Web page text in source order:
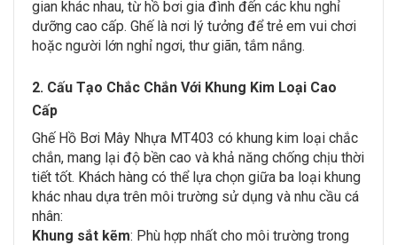
gian khác nhau, từ hồ bơi gia đình đến các khu nghỉ
dưỡng cao cấp. Ghế là nơi lý tưởng để trẻ em vui chơi
hoặc người lớn nghỉ ngơi, thư giãn, tắm nắng.
2. Cấu Tạo Chắc Chắn Với Khung Kim Loại Cao
Cấp
Ghế Hồ Bơi Mây Nhựa MT403 có khung kim loại chắc
chắn, mang lại độ bền cao và khả năng chống chịu thời
tiết tốt. Khách hàng có thể lựa chọn giữa ba loại khung
khác nhau dựa trên môi trường sử dụng và nhu cầu cá
nhân:
Khung sắt kẽm: Phù hợp nhất cho môi trường trong